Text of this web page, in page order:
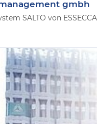
gmbh
SALTO von